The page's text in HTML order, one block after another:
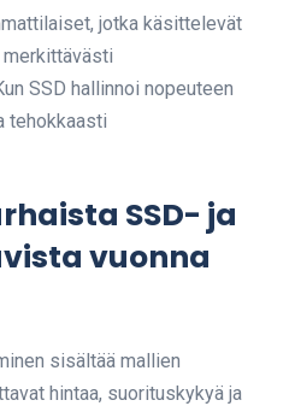
jotka käsittelevät
merkittävästi
SSD hallinnoi nopeuteen
tehokkaasti
SSD- ja
vuonna
sisältää mallien
hintaa, suorituskykyä ja